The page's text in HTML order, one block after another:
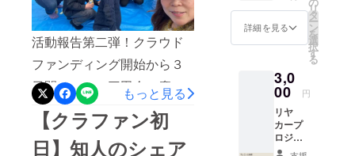
倉等の観光地には多くの観
光客がいるため、彼らに対
してサービスを提供する予
定です。リヤカーの２号機
は現在作成途中であり6月中
に完成する予定です。お惣
ただきます。まず私たちの
活動は大きく分けて二つあ
ります。お惣菜販売とリヤ
カープロジェクトです。ま
ずはお惣菜販売を説明いた
します。まずJAわいわい市
藤沢店にて6月10日（月）か
活動報告第二弾！クラウド
ファンディング開始から３
日間は二つの三田会（慶應
OB・OG会）に参加してま
いりました！数多くのビジ
ネスを立ち上げている方
もっと見る
【クラファン初
日】知人のシェア
像」お
よび
ご掲載
いたし
ます。
・お名
前、画
像、リ
ンクに
当店公
式
HP「開
業祝い
ご希望
のお名
前をテ
キスト
形式で
掲載さ
せてい
詳細を見る
リ
タ
ー
ン
を
選
択
す
る
3,0
00 円
リヤ
カープ
ロジェ
クト-